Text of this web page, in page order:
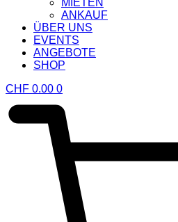
MIETEN
ANKAUF
ÜBER UNS
EVENTS
ANGEBOTE
SHOP
CHF 0.00 0